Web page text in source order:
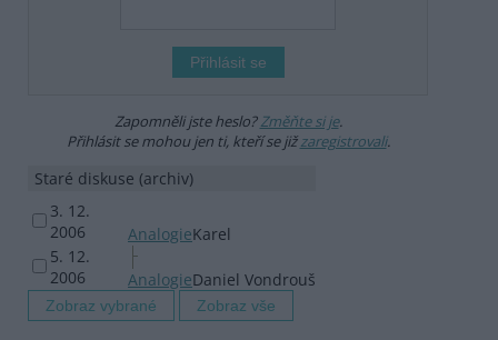
Zapomněli jste heslo?Změňte si je.
Přihlásit se mohou jen ti, kteří se jižzaregistrovali.
Staré diskuse (archiv)
3. 12.
2006
AnalogieKarel
5. 12.
2006
AnalogieDaniel Vondrouš